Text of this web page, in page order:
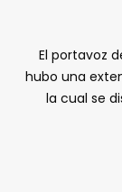
El portavoz
hubo una
la cual se